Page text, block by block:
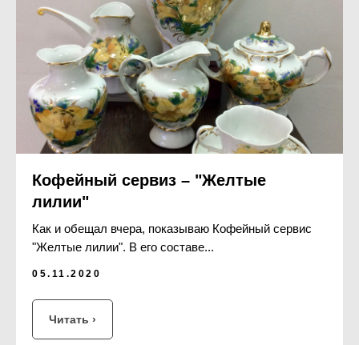
Кофейный сервиз – "Желтые
лилии"
Как и обещал вчера, показываю Кофейный сервис
"Желтые лилии". В его составе...
05.11.2020
Читать ›